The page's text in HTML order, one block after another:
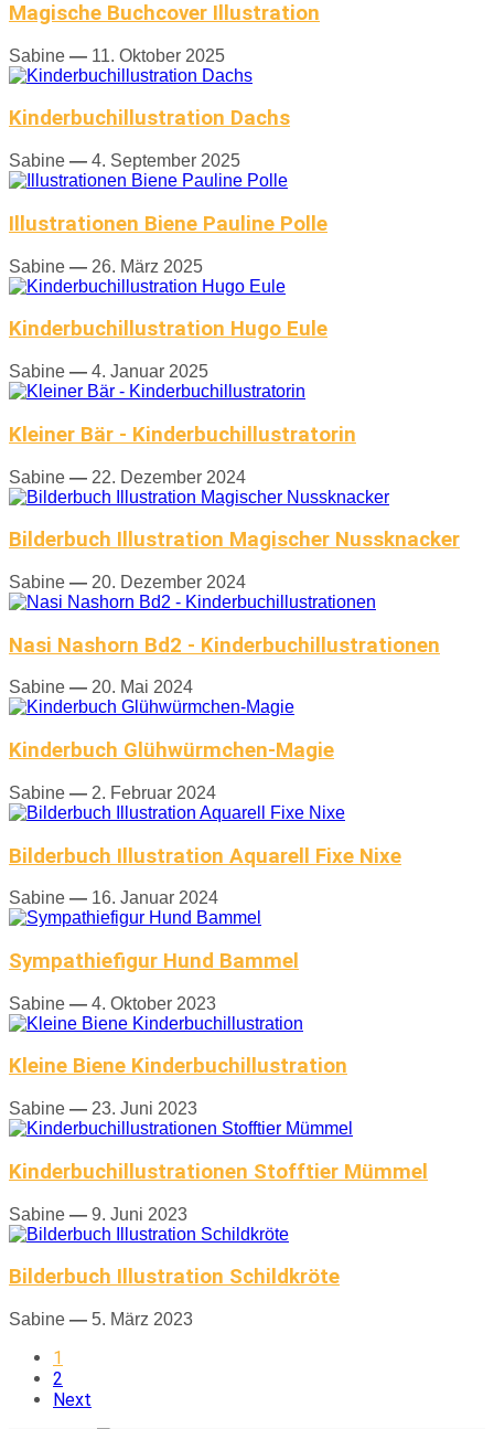
Magische Buchcover Illustration
Sabine — 11. Oktober 2025
Kinderbuchillustration Dachs
Sabine — 4. September 2025
Illustrationen Biene Pauline Polle
Sabine — 26. März 2025
Kinderbuchillustration Hugo Eule
Sabine — 4. Januar 2025
Kleiner Bär - Kinderbuchillustratorin
Sabine — 22. Dezember 2024
Bilderbuch Illustration Magischer Nussknacker
Sabine — 20. Dezember 2024
Nasi Nashorn Bd2 - Kinderbuchillustrationen
Sabine — 20. Mai 2024
Kinderbuch Glühwürmchen-Magie
Sabine — 2. Februar 2024
Bilderbuch Illustration Aquarell Fixe Nixe
Sabine — 16. Januar 2024
Sympathiefigur Hund Bammel
Sabine — 4. Oktober 2023
Kleine Biene Kinderbuchillustration
Sabine — 23. Juni 2023
Kinderbuchillustrationen Stofftier Mümmel
Sabine — 9. Juni 2023
Bilderbuch Illustration Schildkröte
Sabine — 5. März 2023
1
2
Next